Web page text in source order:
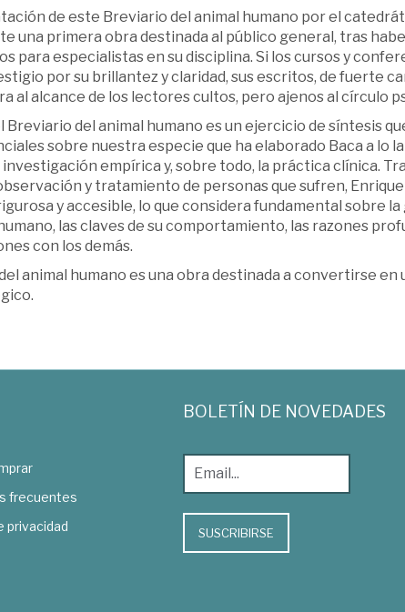
de este Breviario del animal humano por el
una primera obra destinada al público general, tras
para especialistas en su disciplina. Si los cursos y
por su brillantez y claridad, sus escritos, de fuerte
al alcance de los lectores cultos, pero ajenos al círculo
Breviario del animal humano es un ejercicio de síntesis
sobre nuestra especie que ha elaborado Baca a lo
empírica y, sobre todo, la práctica clínica.
y tratamiento de personas que sufren,
y accesible, lo que considera fundamental sobre
las claves de su comportamiento, las razones
con los demás.
animal humano es una obra destinada a convertirse en
frecuentes
privacidad
BOLETÍN DE NOVEDADES
SUSCRIBIRSE